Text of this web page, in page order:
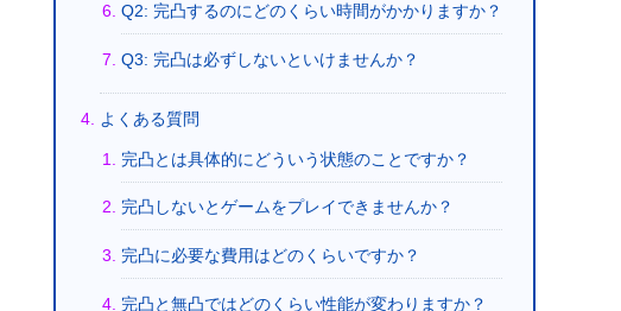
Q2: 完凸するのにどのくらい時間がかかりますか？
Q3: 完凸は必ずしないといけませんか？
よくある質問
完凸とは具体的にどういう状態のことですか？
完凸しないとゲームをプレイできませんか？
完凸に必要な費用はどのくらいですか？
完凸と無凸ではどのくらい性能が変わりますか？